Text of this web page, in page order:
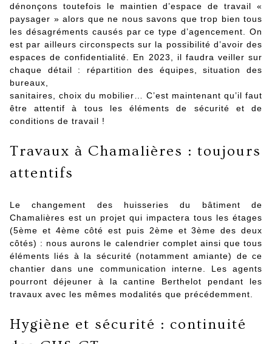
dénonçons toutefois le maintien d’espace de travail «
paysager » alors que ne nous savons que trop bien tous
les désagréments causés par ce type d’agencement. On
est par ailleurs circonspects sur la possibilité d’avoir des
espaces de confidentialité. En 2023, il faudra veiller sur
chaque détail : répartition des équipes, situation des
bureaux,
sanitaires, choix du mobilier… C’est maintenant qu’il faut
être attentif à tous les éléments de sécurité et de
conditions de travail !
Travaux à Chamalières : toujours
attentifs
Le changement des huisseries du bâtiment de
Chamalières est un projet qui impactera tous les étages
(5ème et 4ème côté est puis 2ème et 3ème des deux
côtés) : nous aurons le calendrier complet ainsi que tous
éléments liés à la sécurité (notamment amiante) de ce
chantier dans une communication interne. Les agents
pourront déjeuner à la cantine Berthelot pendant les
travaux avec les mêmes modalités que précédemment.
Hygiène et sécurité : continuité